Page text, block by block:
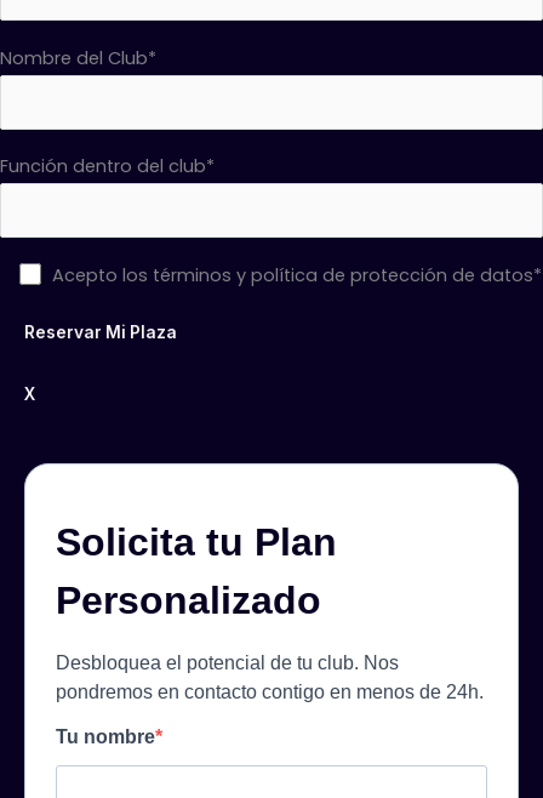
Nombre del Club*
Función dentro del club*
Acepto los términos y política de protección de datos*
X